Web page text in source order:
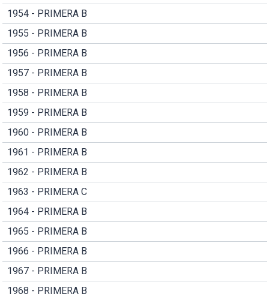
1954 - PRIMERA B
1955 - PRIMERA B
1956 - PRIMERA B
1957 - PRIMERA B
1958 - PRIMERA B
1959 - PRIMERA B
1960 - PRIMERA B
1961 - PRIMERA B
1962 - PRIMERA B
1963 - PRIMERA C
1964 - PRIMERA B
1965 - PRIMERA B
1966 - PRIMERA B
1967 - PRIMERA B
1968 - PRIMERA B